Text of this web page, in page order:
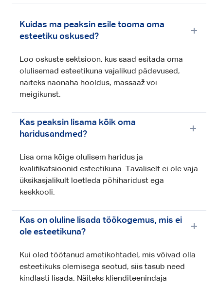
Kuidas ma peaksin esile tooma oma
esteetiku oskused?
Loo oskuste sektsioon, kus saad esitada oma
olulisemad esteetikuna vajalikud pädevused,
näiteks näonaha hooldus, massaaž või
meigikunst.
Kas peaksin lisama kõik oma
haridusandmed?
Lisa oma kõige olulisem haridus ja
kvalifikatsioonid esteetikuna. Tavaliselt ei ole vaja
üksikasjalikult loetleda põhiharidust ega
keskkooli.
Kas on oluline lisada töökogemus, mis ei
ole esteetikuna?
Kui oled töötanud ametikohtadel, mis võivad olla
esteetikuks olemisega seotud, siis tasub need
kindlasti lisada. Näiteks klienditeenindaja